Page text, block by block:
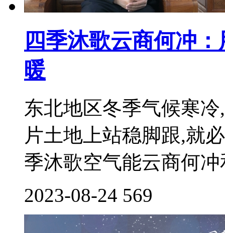
四季沐歌云商何冲
暖
东北地区冬季气候寒
片土地上站稳脚跟,就
季沐歌空气能云商何
2023-08-24 569